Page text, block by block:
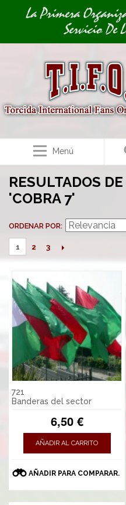
Image 01
Image 02La Primera
Servicio De
Menú
RESULTADOS
'COBRA 7'
ORDENAR POR
1 2 3
721
Banderas del sector
6,50 €
AÑADIR AL CARRITO
AÑADIR PARA COMPARAR.